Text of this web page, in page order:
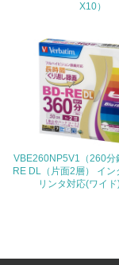
<L2> 環境負荷がで
非該当（化学物質を
<L1> 化学物質の使
排出量削減の取り組
体的な削減目標や計
X10）
VBE260NP5V1（260分
RE DL（片面2層） イ
リンタ対応(ワイド)